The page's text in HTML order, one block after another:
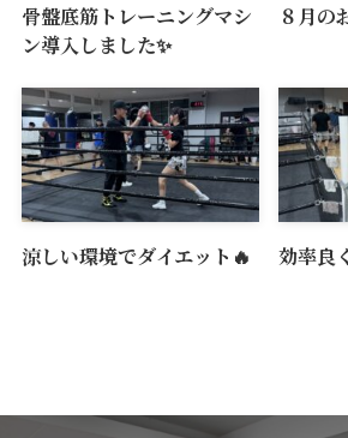
骨盤底筋トレーニングマシ
ン導入しました✨
８月の
涼しい環境でダイエット🔥 効率良